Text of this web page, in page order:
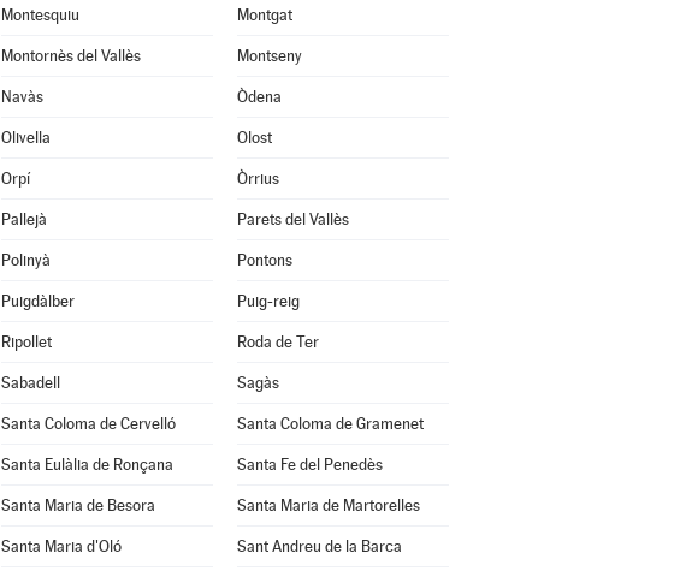
Montesquiu Montgat
Montornès del Vallès Montseny
Navàs Òdena
Olivella Olost
Orpí Òrrius
Pallejà Parets del Vallès
Polinyà Pontons
Puigdàlber Puig-reig
Ripollet Roda de Ter
Sabadell Sagàs
Santa Coloma de Cervelló Santa Coloma de Gramenet
Santa Eulàlia de Ronçana Santa Fe del Penedès
Santa Maria de Besora Santa Maria de Martorelles
Santa Maria d'Oló Sant Andreu de la Barca